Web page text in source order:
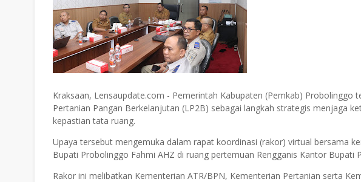
Kraksaan, Lensaupdate.com - Pemerintah Kabupaten (Pemkab) Probolinggo
Pertanian Pangan Berkelanjutan (LP2B) sebagai langkah strategis menjaga
kepastian tata ruang.
Upaya tersebut mengemuka dalam rapat koordinasi (rakor) virtual bersama
Bupati Probolinggo Fahmi AHZ di ruang pertemuan Rengganis Kantor Bupati
Rakor ini melibatkan Kementerian ATR/BPN, Kementerian Pertanian serta